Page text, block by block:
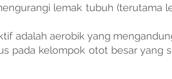
lemak tubuh (terutama
adalah aerobik yang
pada kelompok otot besar yang